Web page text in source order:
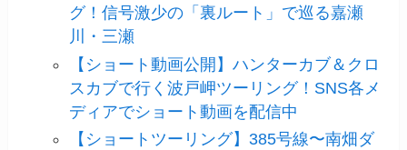
グ！信号激少の「裏ルート」で巡る嘉瀬
川・三瀬
【ショート動画公開】ハンターカブ＆クロ
スカブで行く波戸岬ツーリング！SNS各メ
ディアでショート動画を配信中
【ショートツーリング】385号線〜南畑ダ